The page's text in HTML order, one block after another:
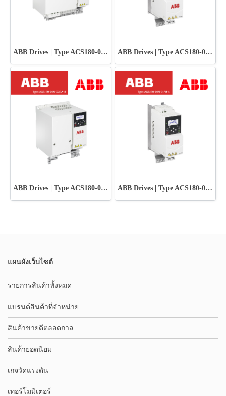
ABB Drives | Type ACS180-04N-038A-4 ABB Drives | Type ACS180-04N-02A6-4
ABB Drives | Type ACS180-04N-033A-4 ABB Drives | Type ACS180-04N-01A8-4
แผนผังเว็บไซต์
รายการสินค้าทั้งหมด
แบรนด์สินค้าที่จำหน่าย
สินค้าขายดีตลอดกาล
สินค้ายอดนิยม
เกจวัดแรงดัน
เทอร์โมมิเตอร์